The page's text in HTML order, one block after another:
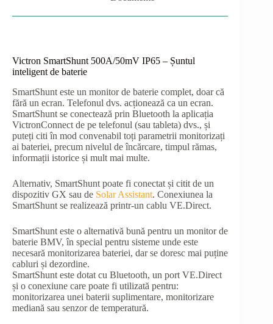
Victron SmartShunt 500A/50mV IP65 – Șuntul
inteligent de baterie
SmartShunt este un monitor de baterie complet, doar că
fără un ecran. Telefonul dvs. acționează ca un ecran.
SmartShunt se conectează prin Bluetooth la aplicația
VictronConnect de pe telefonul (sau tableta) dvs., și
puteți citi în mod convenabil toți parametrii monitorizați
ai bateriei, precum nivelul de încărcare, timpul rămas,
informații istorice și mult mai multe.
Alternativ, SmartShunt poate fi conectat și citit de un
dispozitiv GX sau de Solar Assistant. Conexiunea la
SmartShunt se realizează printr-un cablu VE.Direct.
SmartShunt este o alternativă bună pentru un monitor de
baterie BMV, în special pentru sisteme unde este
necesară monitorizarea bateriei, dar se doresc mai puține
cabluri și dezordine.
SmartShunt este dotat cu Bluetooth, un port VE.Direct
și o conexiune care poate fi utilizată pentru:
monitorizarea unei baterii suplimentare, monitorizare
mediană sau senzor de temperatură.